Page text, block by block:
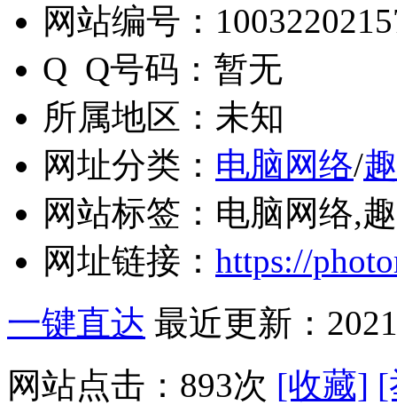
网站编号：
Q Q号码： 暂无
所属地区： 未知
网址分类： 电脑网络/
网站标签： 电脑网络,
网址链接： https://
一键直达 最近更新：
网站点击： 893次 [收藏] [